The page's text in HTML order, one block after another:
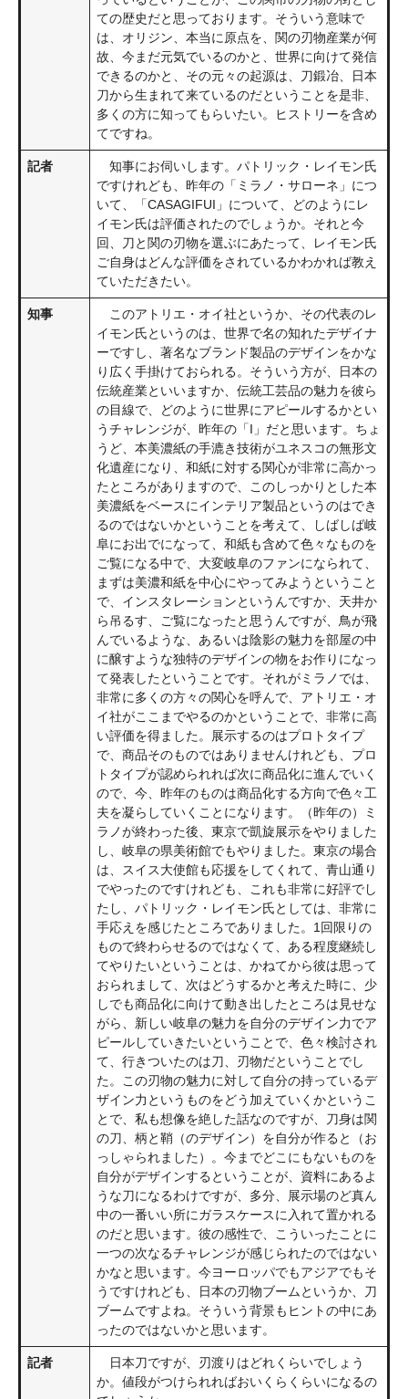
ての歴史だと思っております。そういう意味で
は、オリジン、本当に原点を、関の刃物産業が何
故、今まだ元気でいるのかと、世界に向けて発信
できるのかと、その元々の起源は、刀鍛冶、日本
刀から生まれて来ているのだということを是非、
多くの方に知ってもらいたい。ヒストリーを含め
てですね。
記者
知事にお伺いします。パトリック・レイモン氏
ですけれども、昨年の「ミラノ・サローネ」につ
いて、「CASAGIFUI」について、どのようにレ
イモン氏は評価されたのでしょうか。それと今
回、刀と関の刃物を選ぶにあたって、レイモン氏
ご自身はどんな評価をされているかわかれば教え
ていただきたい。
知事
このアトリエ・オイ社というか、その代表のレ
イモン氏というのは、世界で名の知れたデザイナ
ーですし、著名なブランド製品のデザインをかな
り広く手掛けておられる。そういう方が、日本の
伝統産業といいますか、伝統工芸品の魅力を彼ら
の目線で、どのように世界にアピールするかとい
うチャレンジが、昨年の「I」だと思います。ちょ
うど、本美濃紙の手漉き技術がユネスコの無形文
化遺産になり、和紙に対する関心が非常に高かっ
たところがありますので、このしっかりとした本
美濃紙をベースにインテリア製品というのはでき
るのではないかということを考えて、しばしば岐
阜にお出でになって、和紙も含めて色々なものを
ご覧になる中で、大変岐阜のファンになられて、
まずは美濃和紙を中心にやってみようということ
で、インスタレーションというんですか、天井か
ら吊るす、ご覧になったと思うんですが、鳥が飛
んでいるような、あるいは陰影の魅力を部屋の中
に醸すような独特のデザインの物をお作りになっ
て発表したということです。それがミラノでは、
非常に多くの方々の関心を呼んで、アトリエ・オ
イ社がここまでやるのかということで、非常に高
い評価を得ました。展示するのはプロトタイプ
で、商品そのものではありませんけれども、プロ
トタイプが認められれば次に商品化に進んでいく
ので、今、昨年のものは商品化する方向で色々工
夫を凝らしていくことになります。（昨年の）ミ
ラノが終わった後、東京で凱旋展示をやりました
し、岐阜の県美術館でもやりました。東京の場合
は、スイス大使館も応援をしてくれて、青山通り
でやったのですけれども、これも非常に好評でし
たし、パトリック・レイモン氏としては、非常に
手応えを感じたところでありました。1回限りの
もので終わらせるのではなくて、ある程度継続し
てやりたいということは、かねてから彼は思って
おられまして、次はどうするかと考えた時に、少
しでも商品化に向けて動き出したところは見せな
がら、新しい岐阜の魅力を自分のデザイン力でア
ピールしていきたいということで、色々検討され
て、行きついたのは刀、刃物だということでし
た。この刃物の魅力に対して自分の持っているデ
ザイン力というものをどう加えていくかというこ
とで、私も想像を絶した話なのですが、刀身は関
の刀、柄と鞘（のデザイン）を自分が作ると（お
っしゃられました）。今までどこにもないものを
自分がデザインするということが、資料にあるよ
うな刀になるわけですが、多分、展示場のど真ん
中の一番いい所にガラスケースに入れて置かれる
のだと思います。彼の感性で、こういったことに
一つの次なるチャレンジが感じられたのではない
かなと思います。今ヨーロッパでもアジアでもそ
うですけれども、日本の刃物ブームというか、刀
ブームですよね。そういう背景もヒントの中にあ
ったのではないかと思います。
記者
日本刀ですが、刃渡りはどれくらいでしょう
か。値段がつけられればおいくらくらいになるの